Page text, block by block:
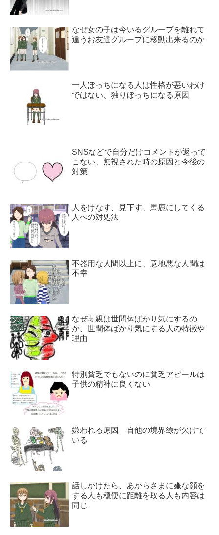
なぜ女の子は今いるグループを離れて
違うお友達グループに移動出来るのか
一人ぼっちになる人は性格が悪いわけ
ではない、独りぼっちになる原因
SNSなどで自分だけコメントが返って
こない、無視された時の原因と今後の
対策
人をけなす、見下す、馬鹿にしてくる
人への対処法
不器用な人間以上に、意地悪な人間は
不幸
なぜ毒親は世間体ばかり気にするの
か、世間体ばかり気にする人の特徴や
理由
特別貧乏でもないのに貧乏アピールは
子供の精神に良くない
嫌われる原因 自他の境界線が欠けて
いる
話しかけたら、あからさまに嫌な顔を
する人も穏便に距離を取る人も内容は
同じ